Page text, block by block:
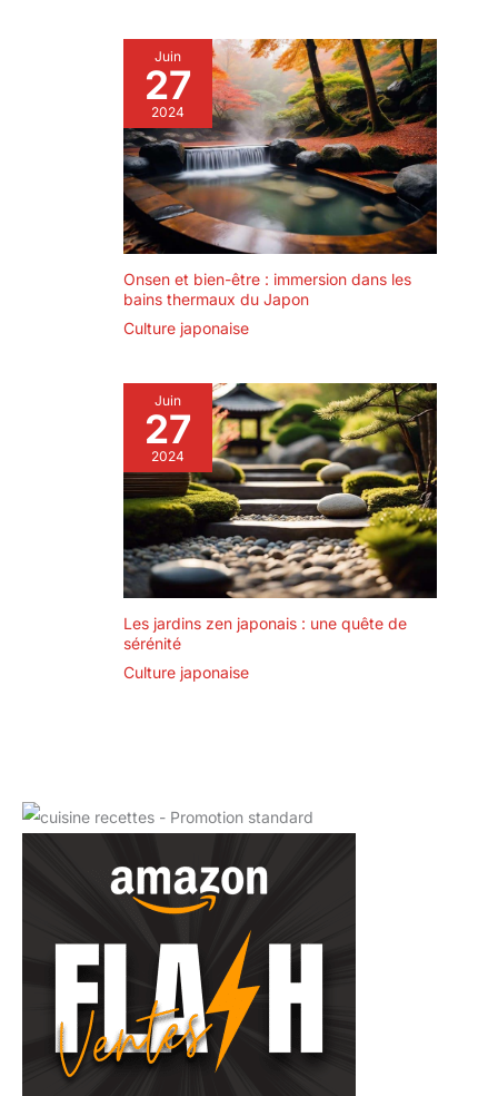
Juin
27
2024
Onsen et bien-être : immersion dans les
bains thermaux du Japon
Culture japonaise
Juin
27
2024
Les jardins zen japonais : une quête de
sérénité
Culture japonaise